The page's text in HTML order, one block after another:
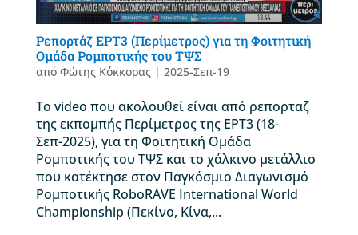
Ρεπορτάζ ΕΡΤ3 (Περίμετρος) για τη Φοιτητική
Ομάδα Ρομποτικής του ΤΨΣ
από Φώτης Κόκκορας| 2025-Σεπ-19
Το video που ακολουθεί είναι από ρεπορταζ
της εκπομπής Περίμετρος της ΕΡΤ3 (18-
Σεπ-2025), για τη Φοιτητική Ομάδα
Ρομποτικής του ΤΨΣ και το χάλκινο μετάλλιο
που κατέκτησε στον Παγκόσμιο Διαγωνισμό
Ρομποτικής RoboRAVE International World
Championship (Πεκίνο, Κίνα,...